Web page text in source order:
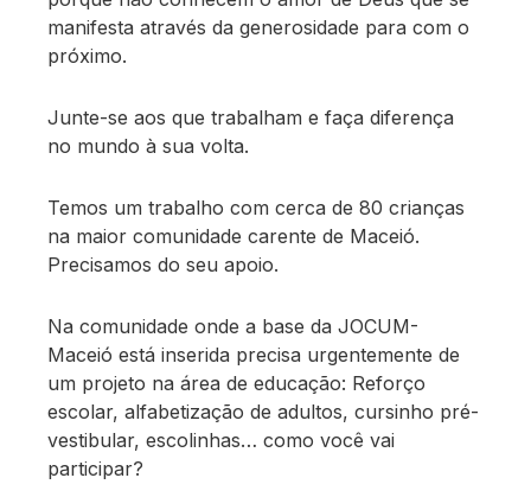
manifesta através da generosidade para com o
próximo.
Junte-se aos que trabalham e faça diferença
no mundo à sua volta.
Temos um trabalho com cerca de 80 crianças
na maior comunidade carente de Maceió.
Precisamos do seu apoio.
Na comunidade onde a base da JOCUM-
Maceió está inserida precisa urgentemente de
um projeto na área de educação: Reforço
escolar, alfabetização de adultos, cursinho pré-
vestibular, escolinhas… como você vai
participar?